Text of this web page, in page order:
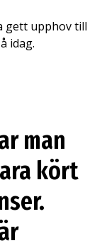
gett upphov till
idag.
man
kört